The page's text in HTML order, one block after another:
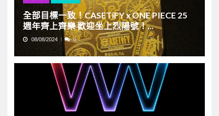
全部目標一致！CASETiFY x ONE PIECE 25
週年齊上齊樂 歡迎坐上烈陽號！...
08/08/2024 0